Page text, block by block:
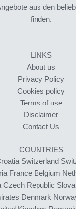
aus den
finden.
LINKS
About us
Privacy Policy
Cookies policy
Terms of use
Disclaimer
Contact Us
COUNTRIES
Switzerland
France Belgium
Czech Republic
Denmark